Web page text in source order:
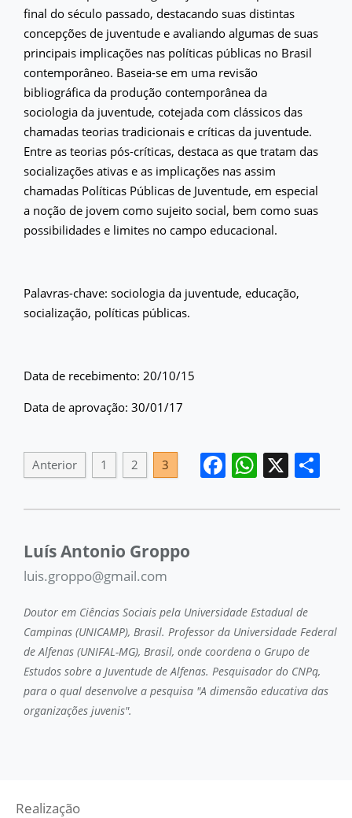
final do século passado, destacando suas distintas
concepções de juventude e avaliando algumas de suas
principais implicações nas políticas públicas no Brasil
contemporâneo. Baseia-se em uma revisão
bibliográfica da produção contemporânea da
sociologia da juventude, cotejada com clássicos das
chamadas teorias tradicionais e críticas da juventude.
Entre as teorias pós-críticas, destaca as que tratam das
socializações ativas e as implicações nas assim
chamadas Políticas Públicas de Juventude, em especial
a noção de jovem como sujeito social, bem como suas
possibilidades e limites no campo educacional.
Palavras-chave: sociologia da juventude, educação,
socialização, políticas públicas.
Data de recebimento: 20/10/15
Data de aprovação: 30/01/17
Facebook
X
Anterior 1 2 3
Luís Antonio Groppo
luis.groppo@gmail.com
Doutor em Ciências Sociais pela Universidade Estadual de
Campinas (UNICAMP), Brasil. Professor da Universidade Federal
de Alfenas (UNIFAL-MG), Brasil, onde coordena o Grupo de
Estudos sobre a Juventude de Alfenas. Pesquisador do CNPq,
para o qual desenvolve a pesquisa "A dimensão educativa das
organizações juvenis".
Realização